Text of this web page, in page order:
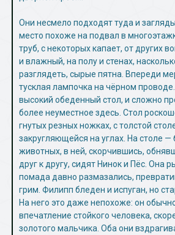
Они несмело подходят туда и
место похоже на подвал в
труб, с некоторых капает, от других
и влажный, на полу и стенах,
разглядеть, сырые пятна. Впереди
тусклая лампочка на чёрном
высокий обеденный стол, и сложно
более неуместное здесь. Стол
гнутых резных ножках, с толстой
закругляющейся на углах. На столе
животных, в ней, скорчившись,
друг к другу, сидят Нинок и Пёс. Она
помада давно размазались,
грим. Филипп бледен и испуган, но
На него это даже непохоже: он
впечатление стойкого человека,
золотого мальчика. Оба они